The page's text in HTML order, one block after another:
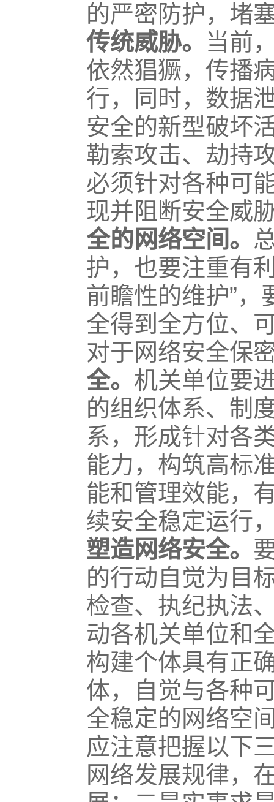
的严密防护，堵
传统威胁。
当前
依然猖獗，传播
行，同时，数据
安全的新型破坏
勒索攻击、劫持
必须针对各种可
现并阻断安全威
全的网络空间。
护，也要注重有
前瞻性的维护”
全得到全方位、
对于网络安全保
全。 机关单位要
的组织体系、制
系，形成针对各
能力，构筑高标
能和管理效能，
续安全稳定运行
塑造网络安全。
的行动自觉为目
检查、执纪执法
动各机关单位和
构建个体具有正
体，自觉与各种
全稳定的网络空
应注意把握以下
网络发展规律，